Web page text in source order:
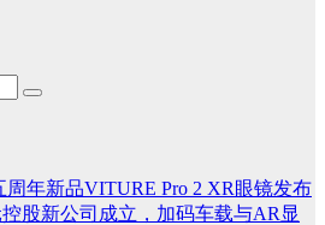
周年新品VITURE Pro 2 XR眼镜发布
股新公司成立，加码车载与AR显